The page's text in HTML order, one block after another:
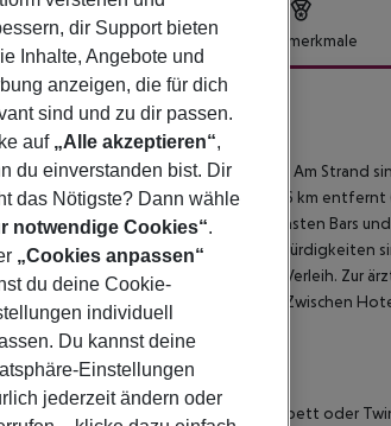
Hotelmerkmale
Sandstrandes gelegenes Hotel. Am Strand
es ca. 16 km. Die Stadt Durres ist ca. 16 km
ca. 50 m zu erreichen. Zu den nächsten Bars
nach rund 1 km. Folgende Sehenswürdigkeiten
Für Mobilität sorgt ein Mietwagen-Verleih. Zur
(TIA) ist ca. 40 km entfernt. Zwischen
Zimmer sind ausgestattet mit Doppelbett oder
dir Support bieten
Inhalte, Angebote und
anzeigen, die für dich
sind und zu dir passen.
auf „Alle akzeptieren“,
du einverstanden bist. Dir
das Nötigste? Dann wähle
notwendige Cookies“.
„Cookies anpassen“
du deine Cookie-
individuell
Du kannst deine
Einstellungen
jederzeit ändern oder